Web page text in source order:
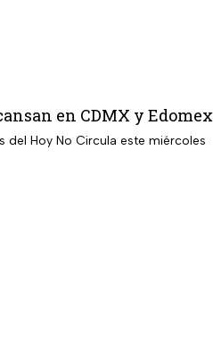
en CDMX y Edomex
Hoy No Circula este miércoles
tema